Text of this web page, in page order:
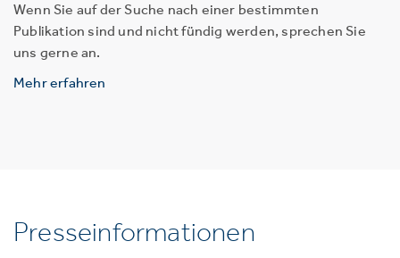
Wenn Sie auf der Suche nach einer bestimmten
Publikation sind und nicht fündig werden, sprechen Sie
uns gerne an.
Mehr erfahren
Presseinformationen